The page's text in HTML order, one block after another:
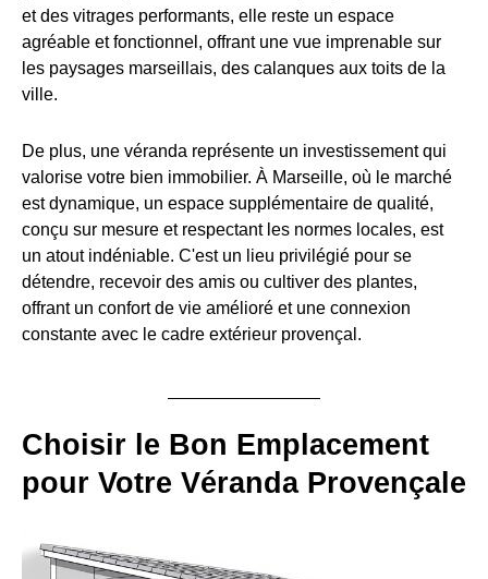
et des vitrages performants, elle reste un espace
agréable et fonctionnel, offrant une vue imprenable sur
les paysages marseillais, des calanques aux toits de la
ville.
De plus, une véranda représente un investissement qui
valorise votre bien immobilier. À Marseille, où le marché
est dynamique, un espace supplémentaire de qualité,
conçu sur mesure et respectant les normes locales, est
un atout indéniable. C'est un lieu privilégié pour se
détendre, recevoir des amis ou cultiver des plantes,
offrant un confort de vie amélioré et une connexion
constante avec le cadre extérieur provençal.
Choisir le Bon Emplacement
pour Votre Véranda Provençale